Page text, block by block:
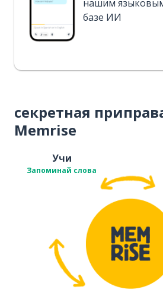
нашим
базе ИИ
секретная
Memrise
Учи
Запоминай слова